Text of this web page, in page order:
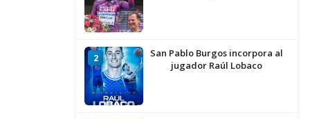
2
San Pablo Burgos incorpora al
jugador Raúl Lobaco